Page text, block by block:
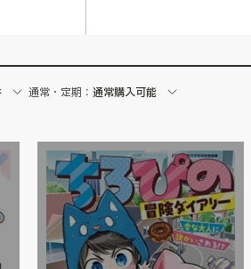
通常・定期： 通常購入可能